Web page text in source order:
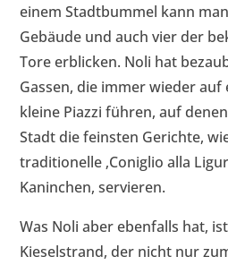
einem Stadtbummel kann
Gebäude und auch vier der
Tore erblicken. Noli hat
Gassen, die immer wieder
kleine Piazzi führen, auf
Stadt die feinsten Gerichte,
traditionelle ‚Coniglio alla
Kaninchen, servieren.
Was Noli aber ebenfalls hat,
Kieselstrand, der nicht nur